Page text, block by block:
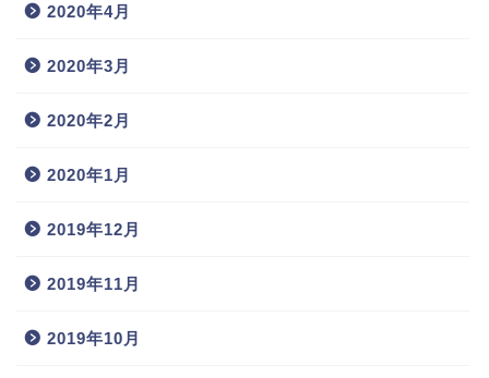
2020年4月
2020年3月
2020年2月
2020年1月
2019年12月
2019年11月
2019年10月